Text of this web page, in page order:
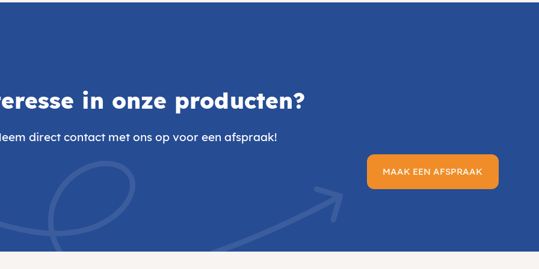
in onze producten?
direct contact met ons op voor een afspraak!
MAAK EEN AFSPRAAK